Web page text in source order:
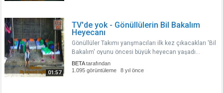
01:57
TV'de yok - Gönüllülerin Bil Bakalım
Heyecanı
Gönüllüler Takımı yarışmacıları ilk kez çıkacakları 'Bil
Bakalım' oyunu öncesi büyük heyecan yaşadı...
BETAtarafından
1.095 görüntüleme
8 yıl önce